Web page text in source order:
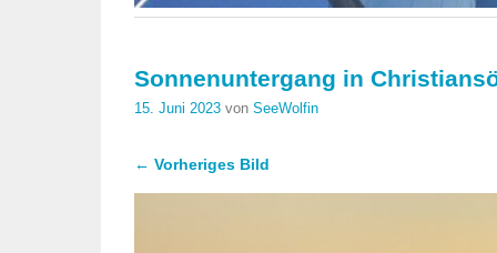
Sonnenuntergang in
15. Juni 2023 von SeeWolfin
← Vorheriges Bild